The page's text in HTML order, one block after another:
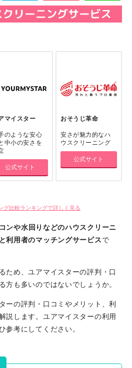
マイスター
のような安心
中小の安さを
公式サイト
おそうじ革命
安さが魅力的なハ
ウスクリーニング
公式サイト
グ比較ランキングで詳しく見る
ンや水回りなどのハウスクリーニ
利用者のマッチングサービスで
ため、ユアマイスターの評判・口
方も多いのではないでしょうか。
ーの評判・口コミやメリット、利
説します。ユアマイスターの利用
参考にしてください。